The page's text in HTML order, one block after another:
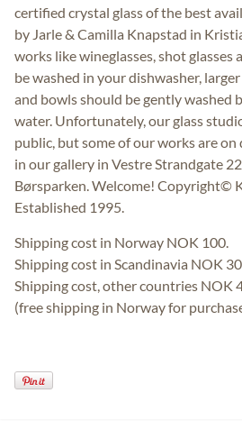
certified crystal glass of the best
by Jarle & Camilla Knapstad in
works like wineglasses, shot glasses
be washed in your dishwasher,
and bowls should be gently washed
water. Unfortunately, our glass
public, but some of our works are on
in our gallery in Vestre Strandgate
Børsparken. Welcome! Copyright©
Established 1995.
Shipping cost in Norway NOK 100.
Shipping cost in Scandinavia NOK
Shipping cost, other countries NOK
(free shipping in Norway for